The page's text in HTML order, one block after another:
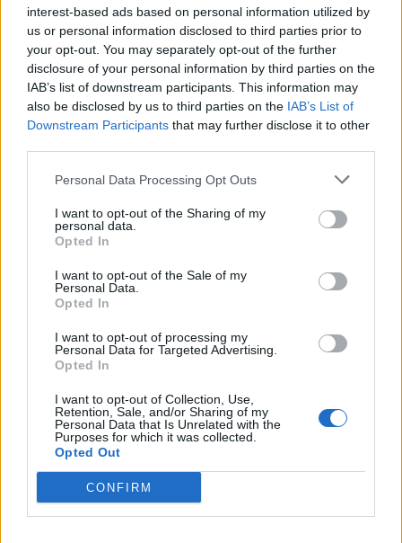
interest-based ads based on personal information utilized by
us or personal information disclosed to third parties prior to
your opt-out. You may separately opt-out of the further
disclosure of your personal information by third parties on the
IAB’s list of downstream participants. This information may
also be disclosed by us to third parties on the IAB’s List of
Downstream Participants that may further disclose it to other
Personal Data Processing Opt Outs
I want to opt-out of the Sharing of my
personal data.
Opted In
I want to opt-out of the Sale of my
Personal Data.
Opted In
I want to opt-out of processing my
Personal Data for Targeted Advertising.
Opted In
I want to opt-out of Collection, Use,
Retention, Sale, and/or Sharing of my
Personal Data that Is Unrelated with the
Purposes for which it was collected.
Opted Out
CONFIRM
Τουρισμός για Όλους 2026: Από
σήμερα η υποβολή αιτήσεων
χωρίς περιορισμό στο ΑΦΜ
10/08/26|10:54
επιχειρήσεις στο «Εξοικονομώ –
απήχησης του προγράμματος
Ταχιάος: Ξεκινούν από απόψε τα
δοκιμαστικά δρομολόγια της
Θεσσαλονίκης προς την
Καλαμαριά
Ειδικό Χωροταξικό Πλαίσιο για
τον Τουρισμό: Οι αλλαγές που
εισάγει η νέα ΚΥΑ